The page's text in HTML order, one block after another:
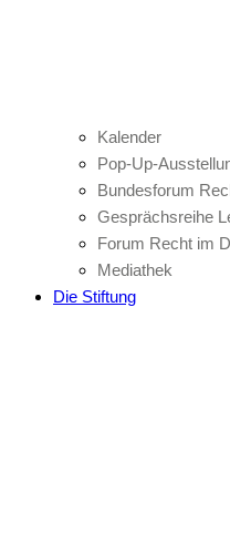
Kalender
Pop-Up-
Bundesforum
Gesprächsreihe
Forum Recht im
Mediathek
Die Stiftung